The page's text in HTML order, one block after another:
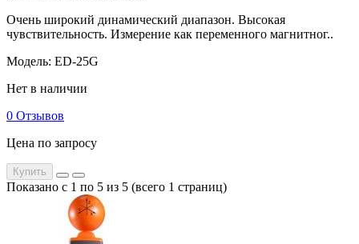
Очень широкий динамический диапазон. Высокая
чувствительность. Измерение как переменного магнитног..
Модель: ED-25G
Нет в наличии
0 Отзывов
Цена по запросу
Купить
Показано с 1 по 5 из 5 (всего 1 страниц)